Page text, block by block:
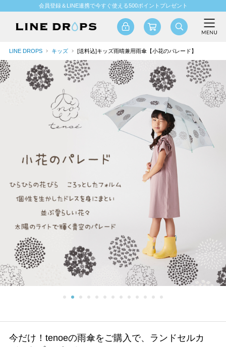
会員登録＆LINE連携で今すぐ使える500ポイントプレゼント
LINE DROPS キッズ [送料込]キッズ雨晴兼用雨傘【小花のパレード】
今だけ！tenoeの雨傘をご購入で、ランドセルカ